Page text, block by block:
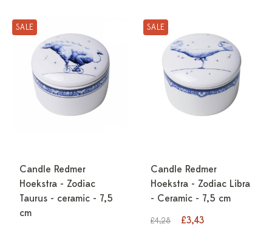
SALE
Candle Redmer
Hoekstra - Zodiac
Taurus - ceramic - 7,5
cm
SALE
Candle Redmer
Hoekstra - Zodiac Libra
- Ceramic - 7,5 cm
£4,28
£3,43